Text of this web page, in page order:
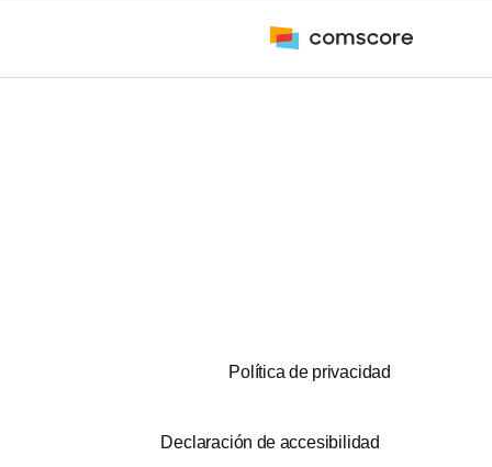
Política de privacidad
Declaración de accesibilidad